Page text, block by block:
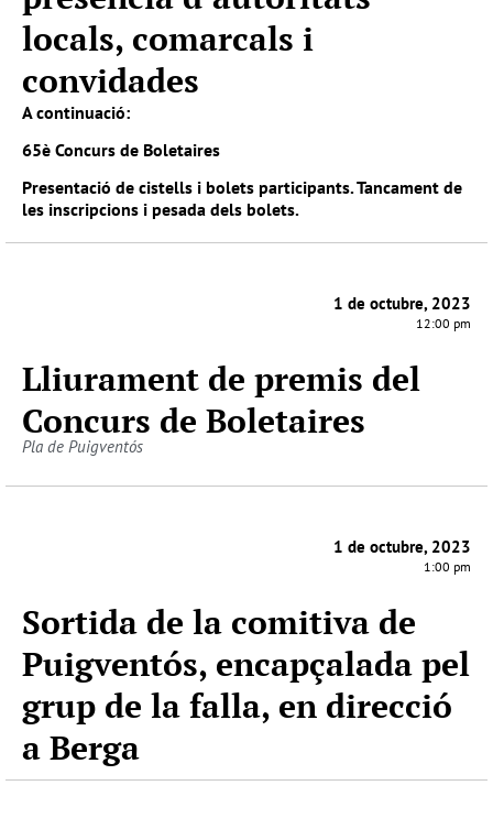
locals, comarcals i
convidades
A continuació:
65è Concurs de Boletaires
Presentació de cistells i bolets participants. Tancament de
les inscripcions i pesada dels bolets.
1 de octubre, 2023
12:00 pm
Lliurament de premis del
Concurs de Boletaires
Pla de Puigventós
1 de octubre, 2023
1:00 pm
Sortida de la comitiva de
Puigventós, encapçalada pel
grup de la falla, en direcció
a Berga